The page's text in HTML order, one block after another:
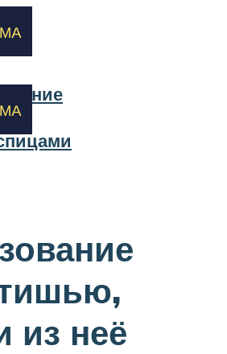
из неё